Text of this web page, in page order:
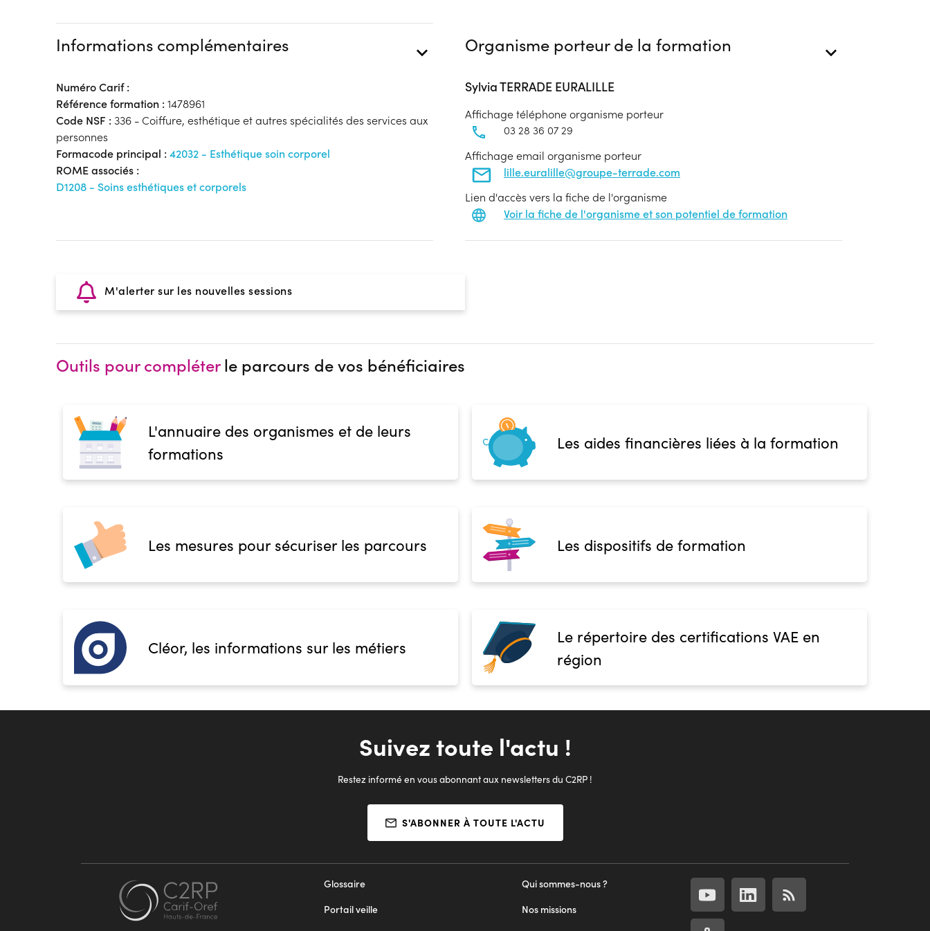
Informations complémentaires
Numéro Carif :
Référence formation : 1478961
Code NSF : 336 - Coiffure, esthétique et autres spécialités des services aux
personnes
Formacode principal : 42032 - Esthétique soin corporel
ROME associés :
D1208 - Soins esthétiques et corporels
Organisme porteur de la formation
Sylvia TERRADE EURALILLE
Affichage téléphone organisme porteur
03 28 36 07 29
Affichage email organisme porteur
lille.euralille@groupe-terrade.com
Lien d'accès vers la fiche de l'organisme
Voir la fiche de l'organisme et son potentiel de formation
M'alerter sur les nouvelles sessions
Outils pour compléterle parcours de vos bénéficiaires
L'annuaire des organismes et de leurs
formations
Les aides financières liées à la formation
Les mesures pour sécuriser les parcours Les dispositifs de formation
Cléor, les informations sur les métiers
Le répertoire des certifications VAE en
région
Suivez toute l'actu !
Restez informé en vous abonnant aux newsletters du C2RP !
S'ABONNER À TOUTE L'ACTU
Qui sommes-nous ?
Nos missions
Glossaire
Portail veille